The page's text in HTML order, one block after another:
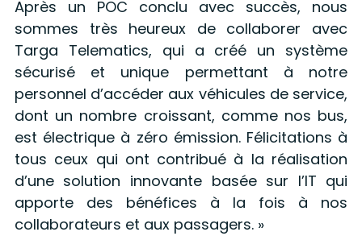
Après un POC conclu avec succès, nous
sommes très heureux de collaborer avec
Targa Telematics, qui a créé un système
sécurisé et unique permettant à notre
personnel d’accéder aux véhicules de service,
dont un nombre croissant, comme nos bus,
est électrique à zéro émission. Félicitations à
tous ceux qui ont contribué à la réalisation
d’une solution innovante basée sur l’IT qui
apporte des bénéfices à la fois à nos
collaborateurs et aux passagers. »